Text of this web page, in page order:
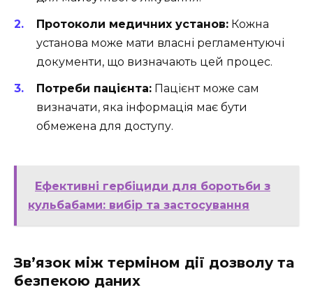
Протоколи медичних установ: Кожна
установа може мати власні регламентуючі
документи, що визначають цей процес.
Потреби пацієнта: Пацієнт може сам
визначати, яка інформація має бути
обмежена для доступу.
Ефективні гербіциди для боротьби з
кульбабами: вибір та застосування
Зв’язок між терміном дії дозволу та
безпекою даних